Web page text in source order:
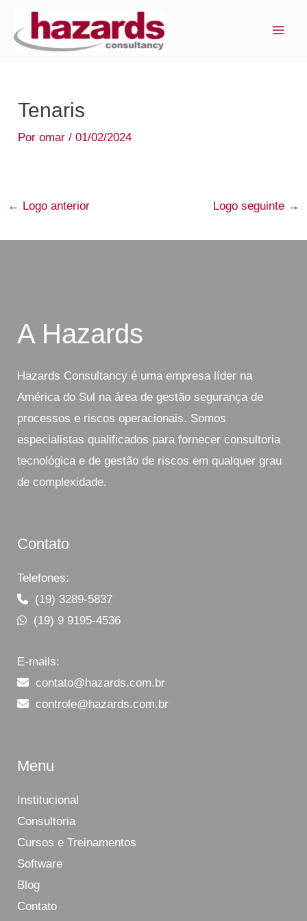
para
Tenaris
Poromar/01/02/2024
← Logo anterior Logo seguinte →
A Hazards
Hazards Consultancy é uma empresa líder na
América do Sul na área de gestão segurança de
processos e riscos operacionais. Somos
especialistas qualificados para fornecer consultoria
tecnológica e de gestão de riscos em qualquer grau
de complexidade.
Contato
Telefones:
(19) 3289-5837
(19) 9 9195-4536
E-mails:
contato@hazards.com.br
controle@hazards.com.br
Menu
Institucional
Consultoria
Cursos e Treinamentos
Software
Blog
Contato